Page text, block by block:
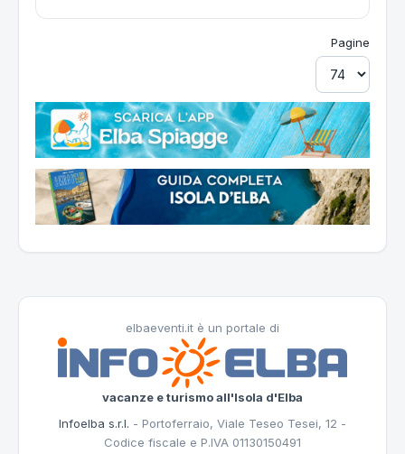
Pagine
elbaeventi.it è un portale di
vacanze e turismo all'Isola d'Elba
Infoelba s.r.l. - Portoferraio, Viale Teseo Tesei, 12 -
Codice fiscale e P.IVA 01130150491